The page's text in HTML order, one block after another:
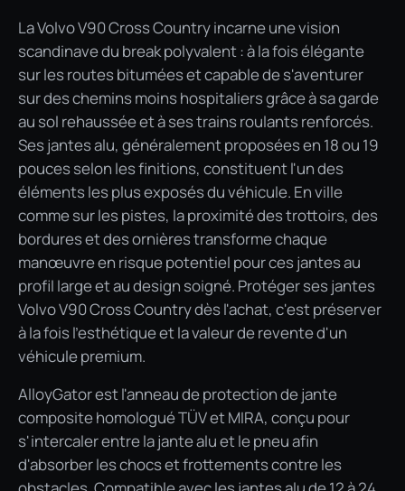
La Volvo V90 Cross Country incarne une vision
scandinave du break polyvalent : à la fois élégante
sur les routes bitumées et capable de s'aventurer
sur des chemins moins hospitaliers grâce à sa garde
au sol rehaussée et à ses trains roulants renforcés.
Ses jantes alu, généralement proposées en 18 ou 19
pouces selon les finitions, constituent l'un des
éléments les plus exposés du véhicule. En ville
comme sur les pistes, la proximité des trottoirs, des
bordures et des ornières transforme chaque
manœuvre en risque potentiel pour ces jantes au
profil large et au design soigné. Protéger ses jantes
Volvo V90 Cross Country dès l'achat, c'est préserver
à la fois l'esthétique et la valeur de revente d'un
véhicule premium.
AlloyGator est l'anneau de protection de jante
composite homologué TÜV et MIRA, conçu pour
s'intercaler entre la jante alu et le pneu afin
d'absorber les chocs et frottements contre les